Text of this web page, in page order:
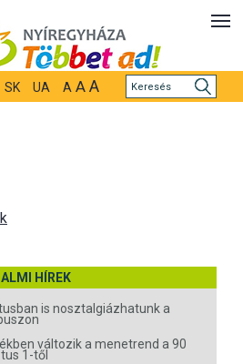
SK UA A A A
HÍREK
is nosztalgiázhatunk a
változik a menetrend a 90
1-től